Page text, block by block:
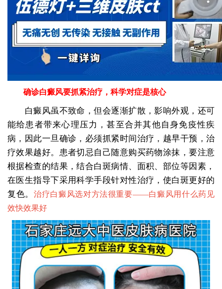
确诊白癜风要抓紧治疗，科学对症是核心
白癜风虽不致命，但会逐渐扩散，影响外观，还可
能给患者带来心理压力，甚至合并其他自身免疫性疾
病，因此一旦确诊，必须抓紧时间治疗，越早干预，治
疗效果越好。患者切忌自己随意购买药物涂抹，要注意
根据检查的结果，结合白斑病情、面积、部位等因素，
在医生指导下采用科学手段针对性治疗，使白斑更好的
复色。 治疗白癜风选对方法很重要——白癜风用什么药见
效快效果好